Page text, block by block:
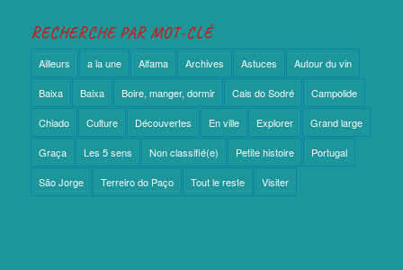
RECHERCHE PAR MOT-CLÉ
Ailleurs a la une Alfama Archives Astuces Autour du vin
Baixa Baixa Boire, manger, dormir Cais do Sodré Campolide
Chiado Culture Découvertes En ville Explorer Grand large
Graça Les 5 sens Non classifié(e) Petite histoire Portugal
São Jorge Terreiro do Paço Tout le reste Visiter